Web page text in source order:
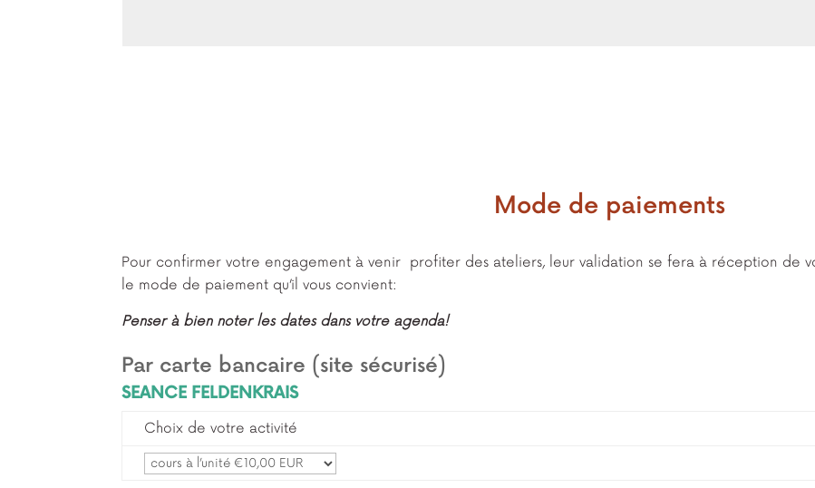
Mode de paiements
Pour confirmer votre engagement à venir profiter des ateliers, leur validation se fera à réception de
le mode de paiement qu’il vous convient:
Penser à bien noter les dates dans votre agenda!
Par carte bancaire (site sécurisé)
SEANCE FELDENKRAIS
Choix de votre activité